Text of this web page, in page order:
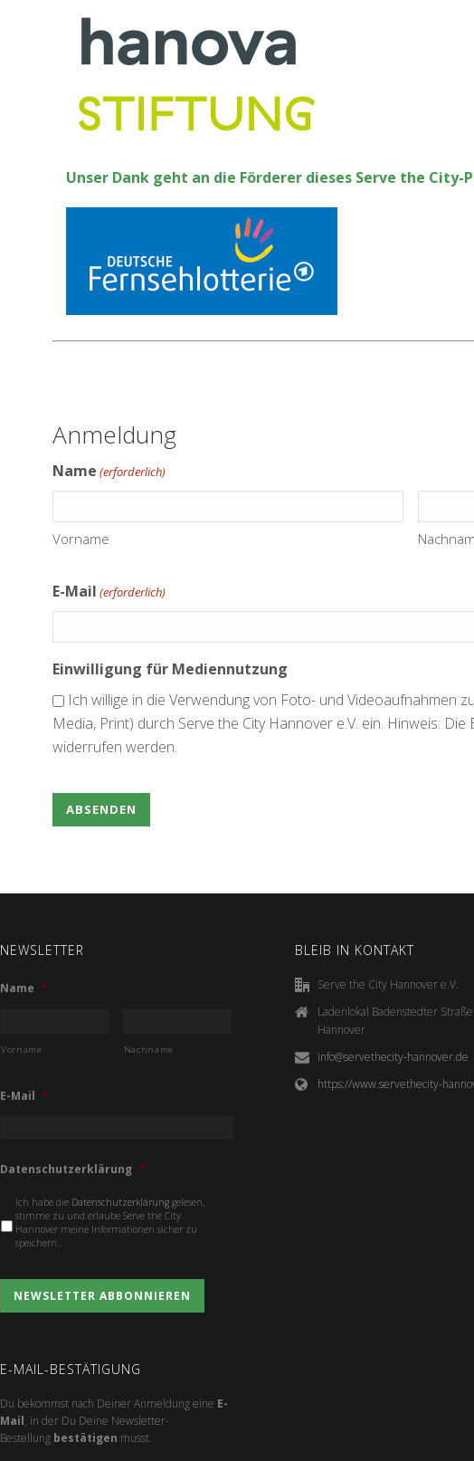
Unser Dank geht an die Förderer dieses Serve the City-
Anmeldung
Name (erforderlich)
Vorname
E-Mail (erforderlich)
Einwilligung für Mediennutzung
Ich willige in die Verwendung von Foto- und Videoaufnahmen
Media, Print) durch Serve the City Hannover e.V. ein. Hinweis:
widerrufen werden.
NEWSLETTER
Name *
Vorname Nachname
E-Mail *
Datenschutzerklärung *
Ich habe die Datenschutzerklärung gelesen,
stimme zu und erlaube Serve the City
Hannover meine Informationen sicher zu
speichern..
E-MAIL-BESTÄTIGUNG
Du bekommst nach Deiner Anmeldung eine E-
Mail, in der Du Deine Newsletter-
Bestellung bestätigen musst.
BLEIB IN KONTAKT
Serve the City Hannover e.V.
Ladenlokal Badenstedter
Hannover
info@servethecity-hannover.de
https://www.servethecity-